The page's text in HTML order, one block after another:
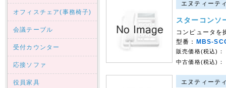
オフィスチェア(事務椅子)
会議テーブル
受付カウンター
応接ソファ
役員家具
エヌティーテ
スターコンソ
コンピュータを
型番：
MBS-
販売価格(税込)：
中古価格(税込)：
エヌティーテ